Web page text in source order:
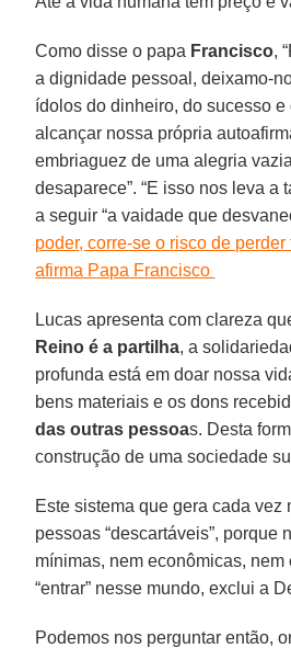
Como disse o papa Francisco,
a dignidade pessoal, deixamo-
ídolos do dinheiro, do sucesso e
alcançar nossa própria
embriaguez de uma alegria
desaparece”. “E isso nos leva a
a seguir “a vaidade que
poder, corre-se o risco de
afirma Papa Francisco
Lucas apresenta com clareza
Reino é a partilha, a
profunda está em doar nossa
bens materiais e os dons
das outras pessoas. Desta
construção de uma sociedade
Este sistema que gera cada vez
pessoas “descartáveis”, porque
mínimas, nem econômicas, nem
“entrar” nesse mundo, exclui a
Podemos nos perguntar então,